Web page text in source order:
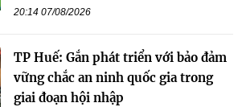
20:14 07/08/2026
TP Huế: Gắn phát triển với bảo đảm
vững chắc an ninh quốc gia trong
giai đoạn hội nhập